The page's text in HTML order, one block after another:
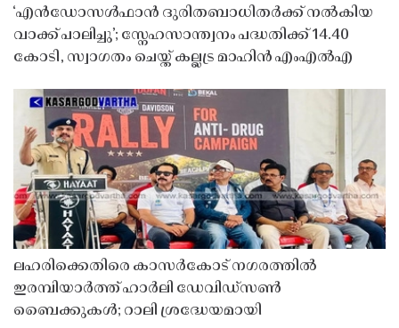
‘എൻഡോസൾഫാൻ ദുരിതബാധിതർക്ക് നൽകിയ
വാക്ക് പാലിച്ചു’; സ്നേഹസാന്ത്വനം പദ്ധതിക്ക് 14.40
കോടി, സ്വാഗതം ചെയ്ത് കല്ലട്ര മാഹിൻ എംഎൽഎ
ലഹരിക്കെതിരെ കാസർകോട് നഗരത്തിൽ
ഇരമ്പിയാർത്ത് ഹാർലി ഡേവിഡ്‌സൺ
ബൈക്കുകൾ; റാലി ശ്രദ്ധേയമായി